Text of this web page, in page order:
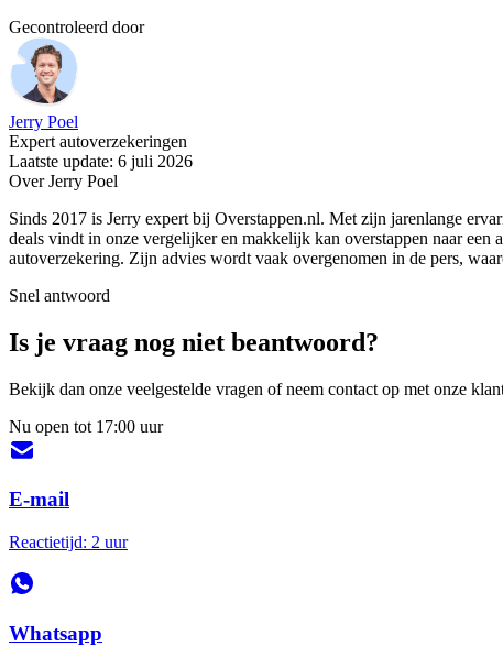
Gecontroleerd door
Jerry Poel
Expert autoverzekeringen
Laatste update: 6 juli 2026
Over Jerry Poel
Sinds 2017 is Jerry expert bij Overstappen.nl. Met zijn jarenlange
deals vindt in onze vergelijker en makkelijk kan overstappen naar
autoverzekering. Zijn advies wordt vaak overgenomen in de pers,
Snel antwoord
Is je vraag nog niet beantwoord?
Bekijk dan onze veelgestelde vragen of neem contact op met onze
Nu open tot 17:00 uur
E-mail
Reactietijd: 2 uur
Whatsapp